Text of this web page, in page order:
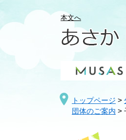
ジ
先
ュ
を
本文へ
トップページ >
団体のご案内 >